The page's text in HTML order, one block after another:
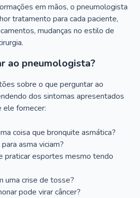
em mãos, o pneumologista
tratamento para cada paciente,
mudanças no estilo de
ao pneumologista?
sobre o que perguntar ao
dos sintomas apresentados
ele fornecer:
coisa que bronquite asmática?
asma viciam?
praticar esportes mesmo tendo
uma crise de tosse?
pode virar câncer?